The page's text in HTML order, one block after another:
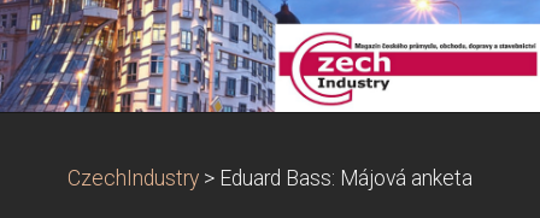
CzechIndustry > Eduard Bass: Májová anketa